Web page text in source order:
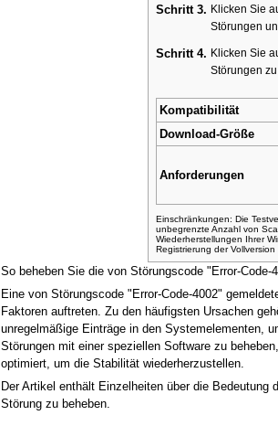
So beheben Sie die von Störungscode "Error-Code-
Eine von Störungscode "Error-Code-4002"
Faktoren auftreten. Zu den häufigsten Ursachen
unregelmäßige Einträge in den Systemelementen,
Störungen mit einer speziellen Software zu
optimiert, um die Stabilität wiederherzustellen.
Der Artikel enthält Einzelheiten über die
Störung zu beheben.
Schritt 3. Klicken Sie
Störungen
Schritt 4. Klicken Sie
Störungen
Kompatibilität
Download-Größe
Anforderungen
Einschränkungen: Die
unbegrenzte Anzahl von
Wiederherstellungen Ihrer
Registrierung der